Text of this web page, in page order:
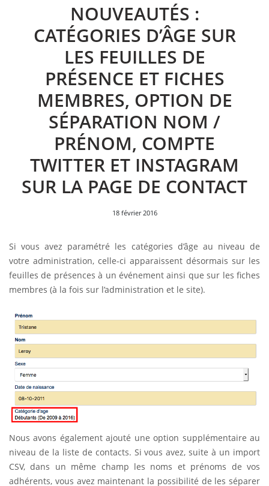
NOUVEAUTÉS :
CATÉGORIES D’ÂGE SUR
LES FEUILLES DE
PRÉSENCE ET FICHES
MEMBRES, OPTION DE
SÉPARATION NOM /
PRÉNOM, COMPTE
TWITTER ET INSTAGRAM
SUR LA PAGE DE CONTACT
18 février 2016
Si vous avez paramétré les catégories d’âge au niveau de
votre administration, celle-ci apparaissent désormais sur les
feuilles de présences à un événement ainsi que sur les fiches
membres (à la fois sur l’administration et le site).
Nous avons également ajouté une option supplémentaire au
niveau de la liste de contacts. Si vous avez, suite à un import
CSV, dans un même champ les noms et prénoms de vos
adhérents, vous avez maintenant la possibilité de les séparer